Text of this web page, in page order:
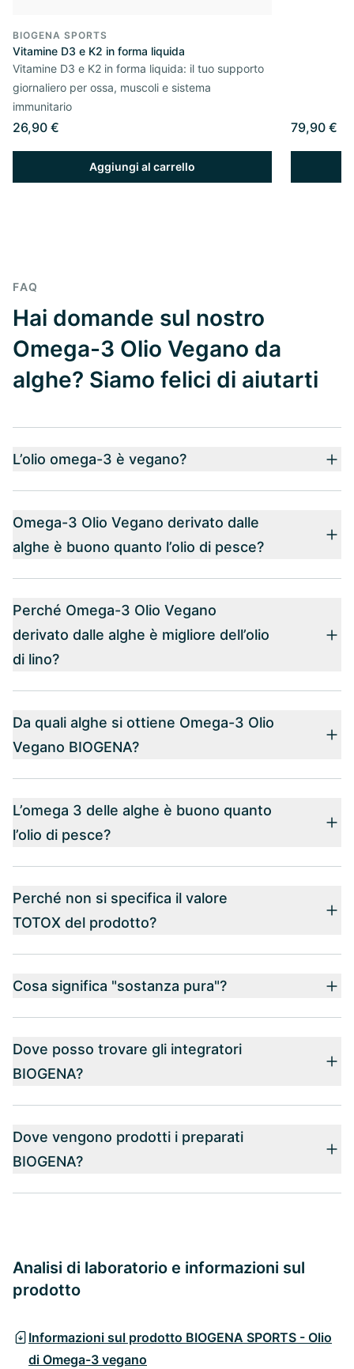
BIOGENA SPORTS
Vitamine D3 e K2 in forma liquida
Vitamine D3 e K2 in forma liquida: il tuo supporto
giornaliero per ossa, muscoli e sistema
immunitario
26,90 €
Aggiungi al carrello
79,90 €
FAQ
Hai domande sul nostro
Omega-3 Olio Vegano da
alghe? Siamo felici di aiutarti
L’olio omega-3 è vegano?
Omega-3 Olio Vegano derivato dalle
alghe è buono quanto l’olio di pesce?
Perché Omega-3 Olio Vegano
derivato dalle alghe è migliore dell’olio
di lino?
Da quali alghe si ottiene Omega-3 Olio
Vegano BIOGENA?
L’omega 3 delle alghe è buono quanto
l’olio di pesce?
Perché non si specifica il valore
TOTOX del prodotto?
Cosa significa "sostanza pura"?
Dove posso trovare gli integratori
BIOGENA?
Dove vengono prodotti i preparati
BIOGENA?
Analisi di laboratorio e informazioni sul
prodotto
Informazioni sul prodotto BIOGENA SPORTS - Olio
di Omega-3 vegano